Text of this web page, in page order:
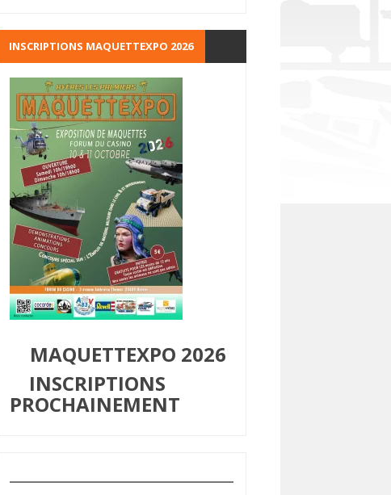
INSCRIPTIONS MAQUETTEXPO 2026
MAQUETTEXPO 2026
INSCRIPTIONS
PROCHAINEMENT